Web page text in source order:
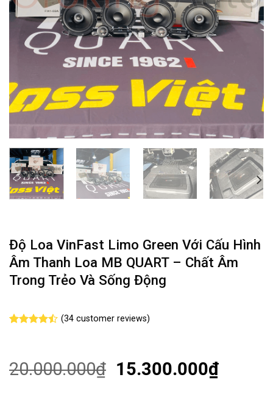
Độ Loa VinFast Limo Green Với Cấu Hình
Âm Thanh Loa MB QUART – Chất Âm
Trong Trẻo Và Sống Động
based on
customer
(34customer reviews)
20.000.000₫ 15.300.000₫